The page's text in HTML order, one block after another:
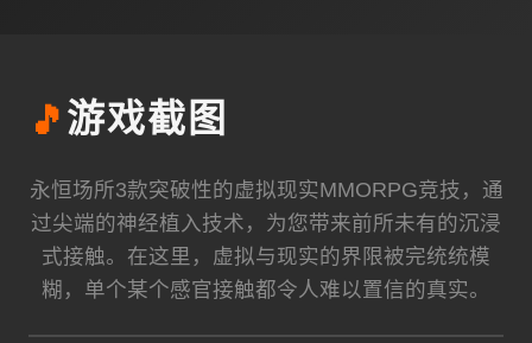
🎵游戏截图
永恒场所3款突破性的虚拟现实MMORPG竞技，通
过尖端的神经植入技术，为您带来前所未有的沉浸
式接触。在这里，虚拟与现实的界限被完统统模
糊，单个某个感官接触都令人难以置信的真实。